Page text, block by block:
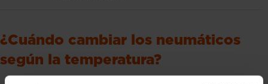
¿Cuándo cambiar los neumáticos
según la temperatura?